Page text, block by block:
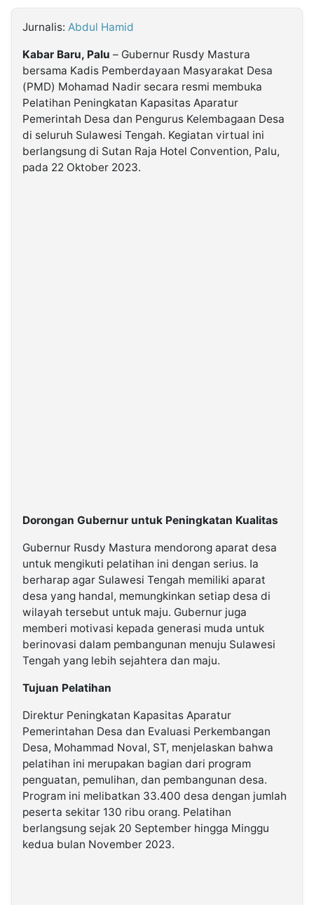
Kabarbaru.co
2026
Kabarbaru
Media
Holding
Jurnalis: Abdul Hamid
Kabar Baru, Palu – Gubernur Rusdy Mastura
bersama Kadis Pemberdayaan Masyarakat Desa
(PMD) Mohamad Nadir secara resmi membuka
Pelatihan Peningkatan Kapasitas Aparatur
Pemerintah Desa dan Pengurus Kelembagaan Desa
di seluruh Sulawesi Tengah. Kegiatan virtual ini
berlangsung di Sutan Raja Hotel Convention, Palu,
pada 22 Oktober 2023.
Dorongan Gubernur untuk Peningkatan Kualitas
Gubernur Rusdy Mastura mendorong aparat desa
untuk mengikuti pelatihan ini dengan serius. Ia
berharap agar Sulawesi Tengah memiliki aparat
desa yang handal, memungkinkan setiap desa di
wilayah tersebut untuk maju. Gubernur juga
memberi motivasi kepada generasi muda untuk
berinovasi dalam pembangunan menuju Sulawesi
Tengah yang lebih sejahtera dan maju.
Tujuan Pelatihan
Direktur Peningkatan Kapasitas Aparatur
Pemerintahan Desa dan Evaluasi Perkembangan
Desa, Mohammad Noval, ST, menjelaskan bahwa
pelatihan ini merupakan bagian dari program
penguatan, pemulihan, dan pembangunan desa.
Program ini melibatkan 33.400 desa dengan jumlah
peserta sekitar 130 ribu orang. Pelatihan
berlangsung sejak 20 September hingga Minggu
kedua bulan November 2023.